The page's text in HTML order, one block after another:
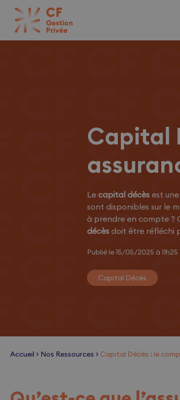
Capital
Le capital décès est une
sont disponibles sur le
à prendre en compte ?
décès doit être réfléchi
Publié le 15/05/2025 à 11h25
Capital Décès
Accueil > Nos Ressources > Capital Décès : le